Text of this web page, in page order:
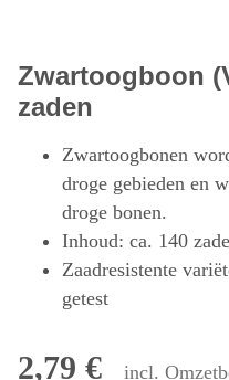
Zwartoogboon
zaden
Zwartoogbonen
droge gebieden en
droge bonen.
Inhoud: ca. 140
Zaadresistente
getest
2,79 € incl.